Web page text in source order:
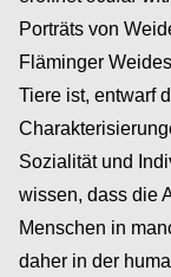
Porträts von
Fläminger
Tiere ist, entwarf
Sozialität und
wissen, dass die
Menschen in
daher in der